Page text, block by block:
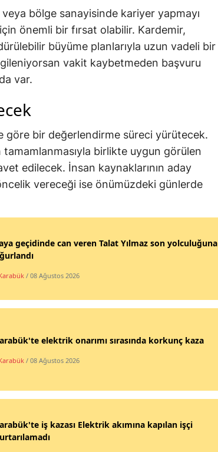
veya bölge sanayisinde kariyer yapmayı
önemli bir fırsat olabilir. Kardemir,
büyüme planlarıyla uzun vadeli bir
vakit kaybetmeden başvuru
var.
göre bir değerlendirme süreci yürütecek.
tamamlanmasıyla birlikte uygun görülen
edilecek. İnsan kaynaklarının aday
vereceği ise önümüzdeki günlerde
geçidinde can veren Talat Yılmaz son yolculuğuna
/ 08 Ağustos 2026
elektrik onarımı sırasında korkunç kaza
/ 08 Ağustos 2026
iş kazası Elektrik akımına kapılan işçi